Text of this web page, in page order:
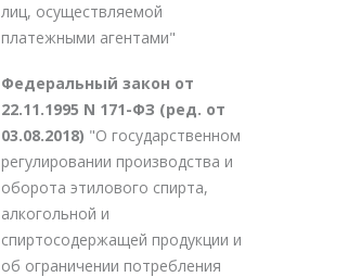
лиц, осуществляемой
платежными агентами"
Федеральный закон от
22.11.1995 N 171-ФЗ (ред. от
03.08.2018) "О государственном
регулировании производства и
оборота этилового спирта,
алкогольной и
спиртосодержащей продукции и
об ограничении потребления